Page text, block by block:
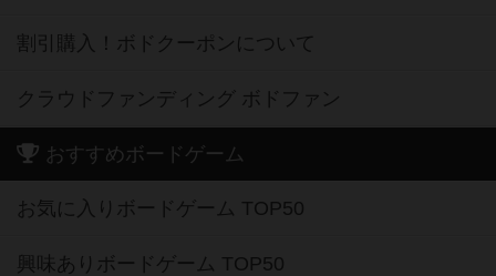
割引購入！ボドクーポンについて
クラウドファンディング ボドファン
おすすめボードゲーム
お気に入りボードゲーム TOP50
興味ありボードゲーム TOP50